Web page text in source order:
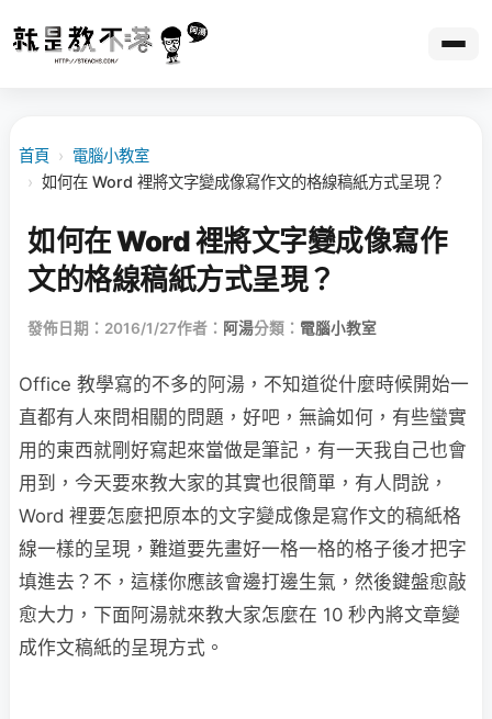
首頁 › 電腦小教室
› 如何在 Word 裡將文字變成像寫作文的格線稿紙方式呈現？
如何在 Word 裡將文字變成像寫作
文的格線稿紙方式呈現？
發佈日期：2016/1/27作者： 阿湯分類： 電腦小教室
Office 教學寫的不多的阿湯，不知道從什麼時候開始一
直都有人來問相關的問題，好吧，無論如何，有些蠻實
用的東西就剛好寫起來當做是筆記，有一天我自己也會
用到，今天要來教大家的其實也很簡單，有人問說，
Word 裡要怎麼把原本的文字變成像是寫作文的稿紙格
線一樣的呈現，難道要先畫好一格一格的格子後才把字
填進去？不，這樣你應該會邊打邊生氣，然後鍵盤愈敲
愈大力，下面阿湯就來教大家怎麼在 10 秒內將文章變
成作文稿紙的呈現方式。